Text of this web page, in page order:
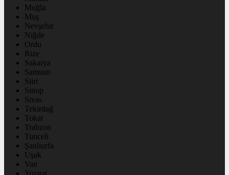
Muğla
Muş
Nevşehir
Niğde
Ordu
Rize
Sakarya
Samsun
Siirt
Sinop
Sivas
Tekirdağ
Tokat
Trabzon
Tunceli
Şanlıurfa
Uşak
Van
Yozgat